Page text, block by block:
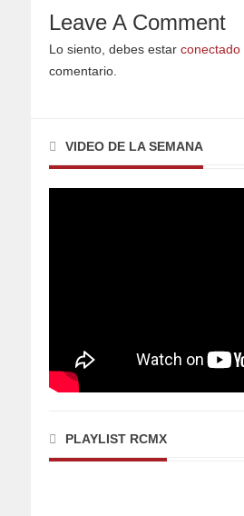
Leave A Comment
Lo siento, debes estar conectado
comentario.
VIDEO DE LA SEMANA
PLAYLIST RCMX